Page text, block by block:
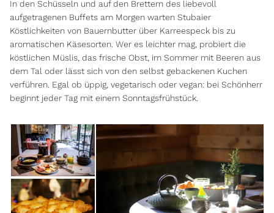
In den Schüsseln und auf den Brettern des liebevoll
aufgetragenen Buffets am Morgen warten Stubaier
Köstlichkeiten von Bauernbutter über Karreespeck bis zu
aromatischen Käsesorten. Wer es leichter mag, probiert die
köstlichen Müslis, das frische Obst, im Sommer mit Beeren aus
dem Tal oder lässt sich von den selbst gebackenen Kuchen
verführen. Egal ob üppig, vegetarisch oder vegan: bei Schönherr
beginnt jeder Tag mit einem Sonntagsfrühstück.